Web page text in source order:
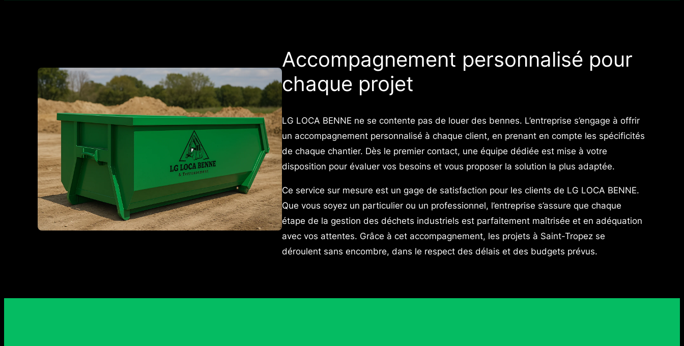
Accompagnement personnalisé pour
chaque projet
LG LOCA BENNE ne se contente pas de louer des bennes. L’entreprise s’engage à offrir
un accompagnement personnalisé à chaque client, en prenant en compte les spécificités
de chaque chantier. Dès le premier contact, une équipe dédiée est mise à votre
disposition pour évaluer vos besoins et vous proposer la solution la plus adaptée.
Ce service sur mesure est un gage de satisfaction pour les clients de LG LOCA BENNE.
Que vous soyez un particulier ou un professionnel, l’entreprise s’assure que chaque
étape de la gestion des déchets industriels est parfaitement maîtrisée et en adéquation
avec vos attentes. Grâce à cet accompagnement, les projets à Saint-Tropez se
déroulent sans encombre, dans le respect des délais et des budgets prévus.